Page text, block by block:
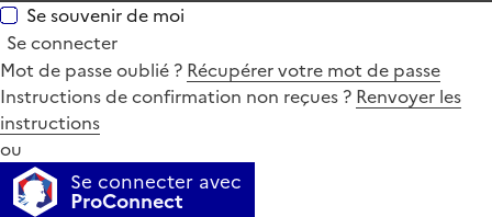
Se souvenir de moi
Se connecter
Mot de passe oublié ? Récupérer votre mot de passe
Instructions de confirmation non reçues ? Renvoyer les
instructions
ou
Se connecter avec
ProConnect